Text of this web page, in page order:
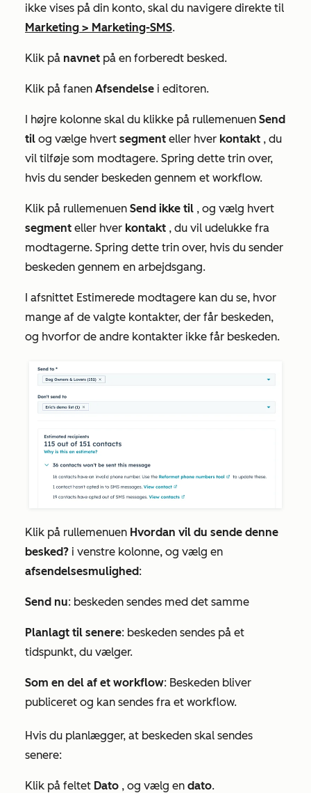
ikke vises på din konto, skal du navigere direkte til
Marketing > Marketing-SMS.
Klik på navnet på en forberedt besked.
Klik på fanen Afsendelse i editoren.
I højre kolonne skal du klikke på rullemenuen Send
til og vælge hvert segment eller hver kontakt , du
vil tilføje som modtagere. Spring dette trin over,
hvis du sender beskeden gennem et workflow.
Klik på rullemenuen Send ikke til , og vælg hvert
segment eller hver kontakt , du vil udelukke fra
modtagerne. Spring dette trin over, hvis du sender
beskeden gennem en arbejdsgang.
I afsnittet Estimerede modtagere kan du se, hvor
mange af de valgte kontakter, der får beskeden,
og hvorfor de andre kontakter ikke får beskeden.
Klik på rullemenuen Hvordan vil du sende denne
besked? i venstre kolonne, og vælg en
afsendelsesmulighed:
Send nu: beskeden sendes med det samme
Planlagt til senere: beskeden sendes på et
tidspunkt, du vælger.
Som en del af et workflow: Beskeden bliver
publiceret og kan sendes fra et workflow.
Hvis du planlægger, at beskeden skal sendes
senere:
Klik på feltet Dato , og vælg en dato.